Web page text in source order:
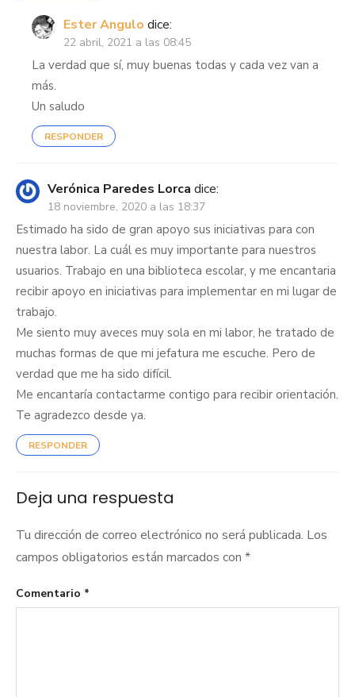
Ester Angulo dice:
22 abril, 2021 a las 08:45
La verdad que sí, muy buenas todas y cada vez van a
más.
Un saludo
RESPONDER
Verónica Paredes Lorca dice:
18 noviembre, 2020 a las 18:37
Estimado ha sido de gran apoyo sus iniciativas para con
nuestra labor. La cuál es muy importante para nuestros
usuarios. Trabajo en una biblioteca escolar, y me encantaria
recibir apoyo en iniciativas para implementar en mi lugar de
trabajo.
Me siento muy aveces muy sola en mi labor, he tratado de
muchas formas de que mi jefatura me escuche. Pero de
verdad que me ha sido difícil.
Me encantaría contactarme contigo para recibir orientación.
Te agradezco desde ya.
RESPONDER
Deja una respuesta
Tu dirección de correo electrónico no será publicada. Los
campos obligatorios están marcados con *
Comentario *